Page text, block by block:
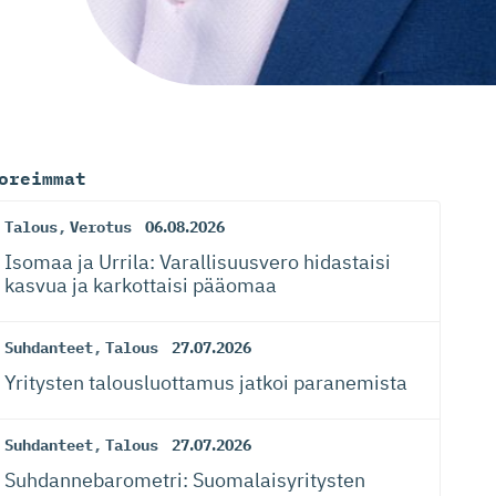
Talous, Verotus 06.08.2026
Isomaa ja Urrila: Varallisuusvero hidastaisi
kasvua ja karkottaisi pääomaa
Suhdanteet, Talous 27.07.2026
Yritysten talousluottamus jatkoi paranemista
Suhdanteet, Talous 27.07.2026
Suhdanneba­ro­metri: Suomalaisy­ri­tysten